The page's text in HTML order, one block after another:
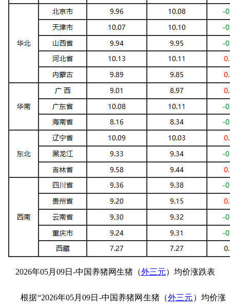
2026年05月09日-中国养猪网生猪（外三元）均价涨跌表
根据“2026年05月09日-中国养猪网生猪（外三元 ）均价涨